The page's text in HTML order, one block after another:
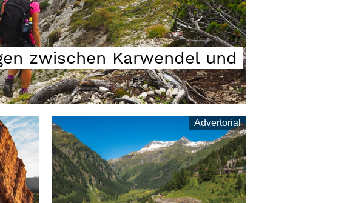
zwischen Karwendel und